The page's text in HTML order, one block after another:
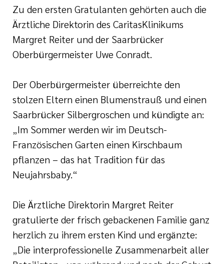
Zu den ersten Gratulanten gehörten auch die
Ärztliche Direktorin des CaritasKlinikums
Margret Reiter und der Saarbrücker
Oberbürgermeister Uwe Conradt.
Der Oberbürgermeister überreichte den
stolzen Eltern einen Blumenstrauß und einen
Saarbrücker Silbergroschen und kündigte an:
„Im Sommer werden wir im Deutsch-
Französischen Garten einen Kirschbaum
pflanzen – das hat Tradition für das
Neujahrsbaby.“
Die Ärztliche Direktorin Margret Reiter
gratulierte der frisch gebackenen Familie ganz
herzlich zu ihrem ersten Kind und ergänzte:
„Die interprofessionelle Zusammenarbeit aller